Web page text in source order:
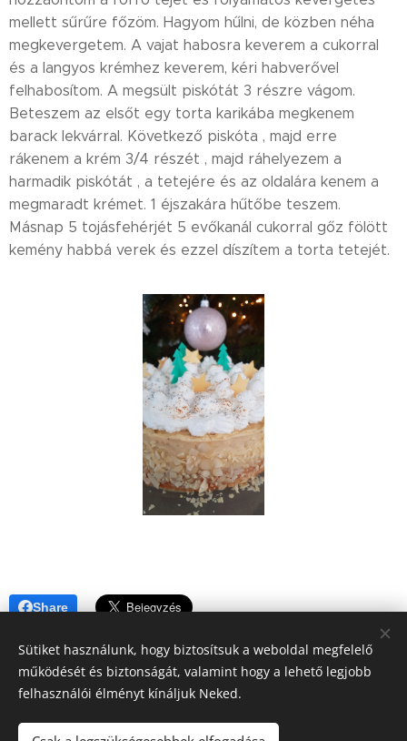
mellett sűrűre főzöm. Hagyom hűlni, de közben néha
megkevergetem. A vajat habosra keverem a cukorral
és a langyos krémhez keverem, kéri habverővel
felhabosítom. A megsült piskótát 3 részre vágom.
Beteszem az elsőt egy torta karikába megkenem
barack lekvárral. Következő piskóta , majd erre
rákenem a krém 3/4 részét , majd ráhelyezem a
harmadik piskótát , a tetejére és az oldalára kenem a
megmaradt krémet. 1 éjszakára hűtőbe teszem.
Másnap 5 tojásfehérjét 5 evőkanál cukorral gőz fölött
kemény habbá verek és ezzel díszítem a torta tetejét.
Share
A blogban megjelenő tartalomra (receptek, írások, fotók, stb.)
Sütiket használunk, hogy biztosítsuk a weboldal megfelelő
működését és biztonságát, valamint hogy a lehető legjobb
felhasználói élményt kínáljuk Neked.